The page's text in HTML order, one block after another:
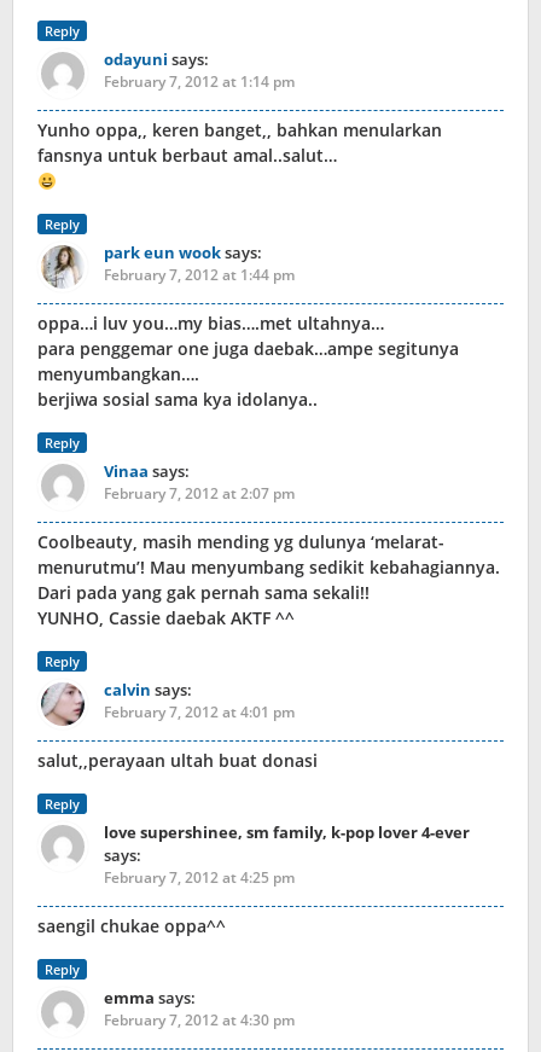
Reply
odayuni says:
February 7, 2012 at 1:14 pm
Yunho oppa,, keren banget,, bahkan menularkan
fansnya untuk berbaut amal..salut…
Reply
park eun wooksays:
February 7, 2012 at 1:44 pm
oppa…i luv you…my bias….met ultahnya…
para penggemar one juga daebak…ampe segitunya
menyumbangkan….
berjiwa sosial sama kya idolanya..
Reply
Vinaa says:
February 7, 2012 at 2:07 pm
Coolbeauty, masih mending yg dulunya ‘melarat-
menurutmu’! Mau menyumbang sedikit kebahagiannya.
Dari pada yang gak pernah sama sekali!!
YUNHO, Cassie daebak AKTF ^^
Reply
calvin says:
February 7, 2012 at 4:01 pm
salut,,perayaan ultah buat donasi
Reply
love supershinee, sm family, k-pop lover 4-ever
says:
February 7, 2012 at 4:25 pm
saengil chukae oppa^^
Reply
emma says:
February 7, 2012 at 4:30 pm